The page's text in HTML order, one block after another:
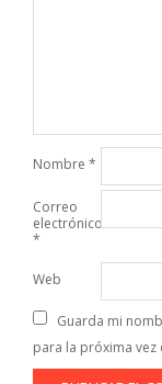
Nombre *
Correo
electrónico
*
Web
Guarda mi
para la próxima vez